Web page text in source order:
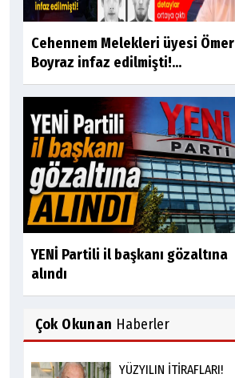
Cehennem Melekleri üyesi Ömer
Boyraz infaz edilmişti!...
YENİ Partili il başkanı gözaltına
alındı
Çok Okunan Haberler
YÜZYILIN İTİRAFLARI!